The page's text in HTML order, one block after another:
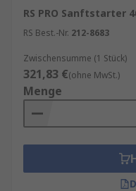
RS PRO Sanftstarter
RS Best.-Nr. 212-8683
Zwischensumme (1 Stück)
321,83 €(ohne MwSt.)
Menge